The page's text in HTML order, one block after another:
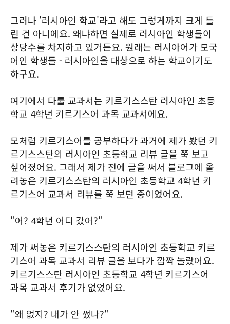
그러나 '러시아인 학교'라고 해도 그렇게까지 크게 틀
린 건 아니에요. 왜냐하면 실제로 러시아인 학생들이
상당수를 차지하고 있거든요. 원래는 러시아어가 모국
어인 학생들 - 러시아인을 대상으로 하는 학교이기도
하구요.
여기에서 다룰 교과서는 키르기스스탄 러시아인 초등
학교 4학년 키르기스어 과목 교과서에요.
모처럼 키르기스어를 공부하다가 과거에 제가 봤던 키
르기스스탄의 러시아인 초등학교 리뷰 글을 쭉 보고
싶어졌어요. 그래서 제가 전에 글을 써서 블로그에 올
려놓은 키르기스스탄의 러시아인 초등학교 4학년 키
르기스어 교과서 리뷰를 쭉 보던 중이었어요.
"어? 4학년 어디 갔어?"
제가 써놓은 키르기스스탄의 러시아인 초등학교 키르
기스어 과목 교과서 리뷰 글을 보다가 깜짝 놀랐어요.
키르기스스탄 러시아인 초등학교 4학년 키르기스어
과목 교과서 후기가 없었어요.
"왜 없지? 내가 안 썼나?"